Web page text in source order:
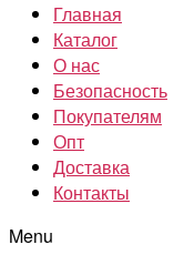
Главная
Каталог
О нас
Безопасность
Покупателям
Опт
Доставка
Контакты
Menu